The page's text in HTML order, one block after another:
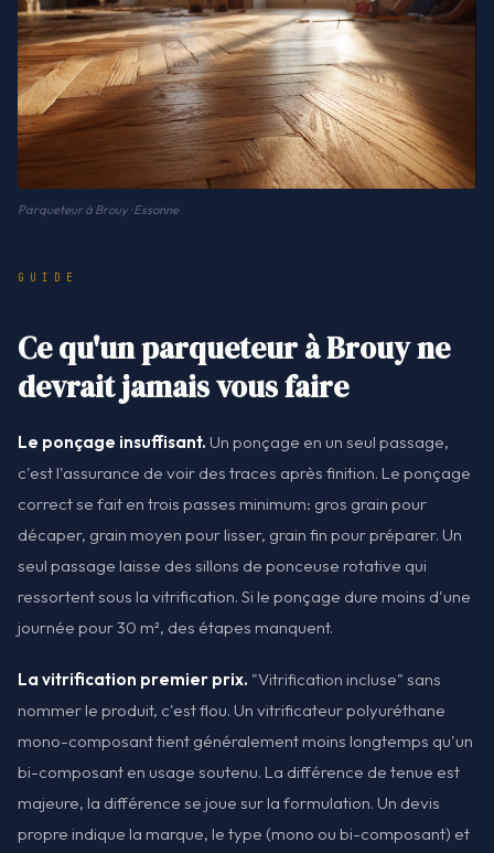
Parqueteur à Brouy · Essonne
GUIDE
Ce qu'un parqueteur à Brouy ne
devrait jamais vous faire
Le ponçage insuffisant. Un ponçage en un seul passage,
c'est l'assurance de voir des traces après finition. Le ponçage
correct se fait en trois passes minimum: gros grain pour
décaper, grain moyen pour lisser, grain fin pour préparer. Un
seul passage laisse des sillons de ponceuse rotative qui
ressortent sous la vitrification. Si le ponçage dure moins d'une
journée pour 30 m², des étapes manquent.
La vitrification premier prix. "Vitrification incluse" sans
nommer le produit, c'est flou. Un vitrificateur polyuréthane
mono-composant tient généralement moins longtemps qu'un
bi-composant en usage soutenu. La différence de tenue est
majeure, la différence se joue sur la formulation. Un devis
propre indique la marque, le type (mono ou bi-composant) et